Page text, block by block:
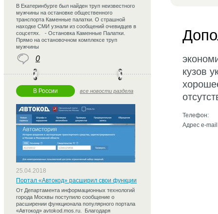
кузов
Телефон:
Адрес e-
В Екатеринбурге был найден труп неизвестного
мужчины на остановке общественного
транспорта Каменные палатки. О страшной
находке СМИ узнали из сообщений очевидцев в
соцсетях. - Остановка Каменные Палатки.
Прямо на остановочном комплексе труп
мужчины
0
В России все новости раздела
25.04.2018
Портал «Автокод» расширил свои функции
От Департамента информационных технологий
города Москвы поступило сообщение о
расширении функционала популярного портала
«Автокод» avtokod.mos.ru. Благодаря